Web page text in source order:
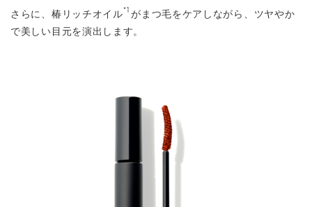
さらに、椿リッチオイル*1 がまつ毛をケアしながら、ツヤやか
で美しい目元を演出します。